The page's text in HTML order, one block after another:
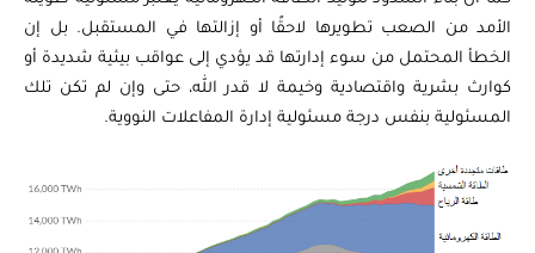
الأمد من الصعب تطويرها لاحقًا أو إزالتها في المستقبل. بل إن
الخطأ المحتمل من سوء إدارتها قد يؤدي إلى عواقب بيئية شديدة أو
كوارث بشرية واقتصادية وخيمة لا قدر الله، حتى وإن لم تكن تلك
المسئولية بنفس درجة مسئولية إدارة المفاعلات النووية.